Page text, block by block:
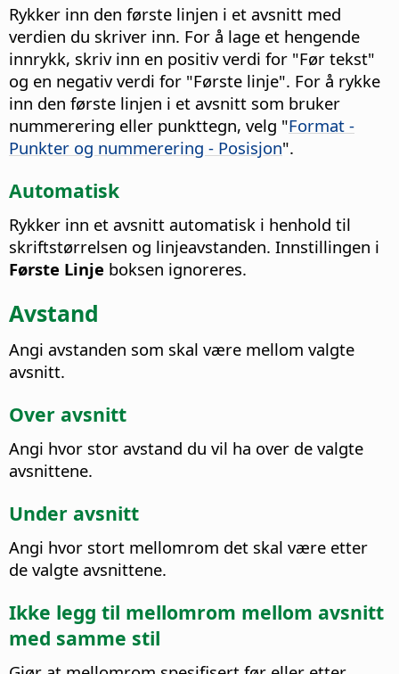
Rykker inn den første linjen i et avsnitt med
verdien du skriver inn. For å lage et hengende
innrykk, skriv inn en positiv verdi for "Før tekst"
og en negativ verdi for "Første linje". For å rykke
inn den første linjen i et avsnitt som bruker
nummerering eller punkttegn, velg "Format -
Punkter og nummerering - Posisjon".
Automatisk
Rykker inn et avsnitt automatisk i henhold til
skriftstørrelsen og linjeavstanden. Innstillingen i
Første Linje boksen ignoreres.
Avstand
Angi avstanden som skal være mellom valgte
avsnitt.
Over avsnitt
Angi hvor stor avstand du vil ha over de valgte
avsnittene.
Under avsnitt
Angi hvor stort mellomrom det skal være etter
de valgte avsnittene.
Ikke legg til mellomrom mellom avsnitt
med samme stil